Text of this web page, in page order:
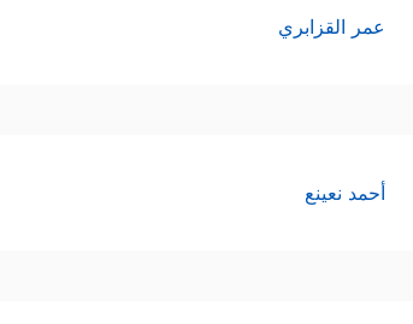
عمر القزابري
أحمد نعينع